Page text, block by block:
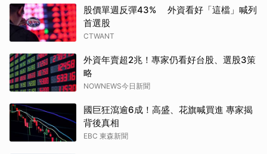
股價單週反彈43% 外資看好「這檔」喊列
首選股
CTWANT
外資年賣超2兆！專家仍看好台股、選股3策
略
NOWNEWS今日新聞
國巨狂瀉逾6成！高盛、花旗喊買進 專家揭
背後真相
EBC 東森新聞